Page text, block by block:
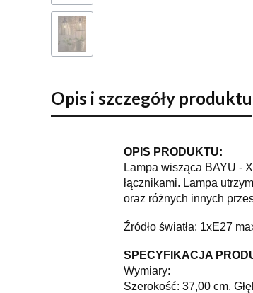
Opis i szczegóły produktu
OPIS PRODUKTU:
Lampa wisząca BAYU -
łącznikami. Lampa
oraz różnych innych
Źródło światła: 1xE27
SPECYFIKACJA
Wymiary:
Szerokość: 37,00 cm.